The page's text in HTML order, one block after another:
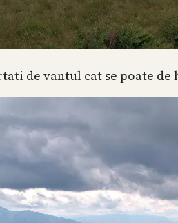
de vantul cat se poate de